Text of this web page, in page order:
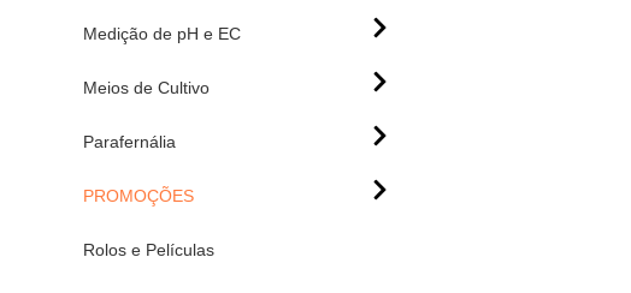
Medição de pH e EC
Meios de Cultivo
Parafernália
PROMOÇÕES
Rolos e Películas